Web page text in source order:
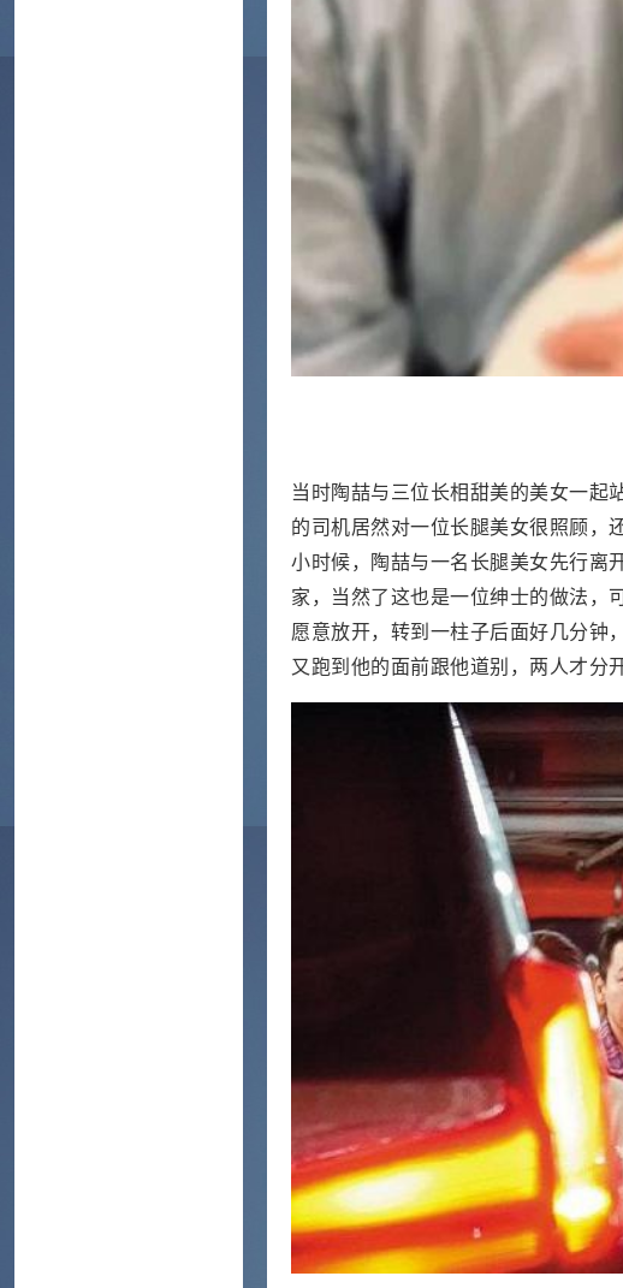
当时陶喆与三位长相甜美的美女一起
的司机居然对一位长腿美女很照顾，
小时候，陶喆与一名长腿美女先行离
家，当然了这也是一位绅士的做法，
愿意放开，转到一柱子后面好几分钟
又跑到他的面前跟他道别，两人才分开